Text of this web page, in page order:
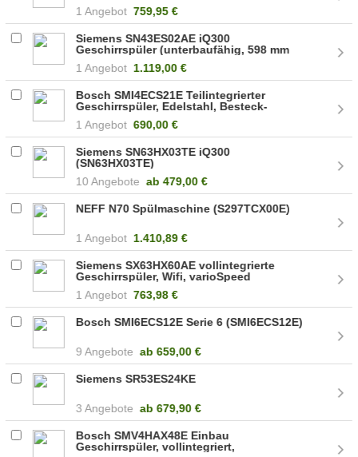
1 Angebot 759,95 €
Siemens SN43ES02AE iQ300
Geschirrspüler (unterbaufähig, 598 mm
1 Angebot 1.119,00 €
Bosch SMI4ECS21E Teilintegrierter
Geschirrspüler, Edelstahl, Besteck-
1 Angebot 690,00 €
Siemens SN63HX03TE iQ300
(SN63HX03TE)
10 Angebote ab479,00 €
NEFF N70 Spülmaschine (S297TCX00E)
1 Angebot 1.410,89 €
Siemens SX63HX60AE vollintegrierte
Geschirrspüler, Wifi, varioSpeed
1 Angebot 763,98 €
Bosch SMI6ECS12E Serie 6 (SMI6ECS12E)
9 Angebote ab 659,00 €
Siemens SR53ES24KE
3 Angebote ab 679,90 €
Bosch SMV4HAX48E Einbau
Geschirrspüler, vollintegriert,